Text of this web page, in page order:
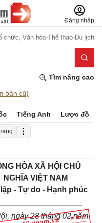
Đăng nhập
chức, Văn hóa-Thể thao-Du lịch
Tìm nâng cao
bản cũ)
Tiếng Anh Lược đồ
HÒA XÃ HỘI CHỦ
NGHĨA VIỆT NAM
- Tự do - Hạnh phúc
ngày 28 tháng 02 năm